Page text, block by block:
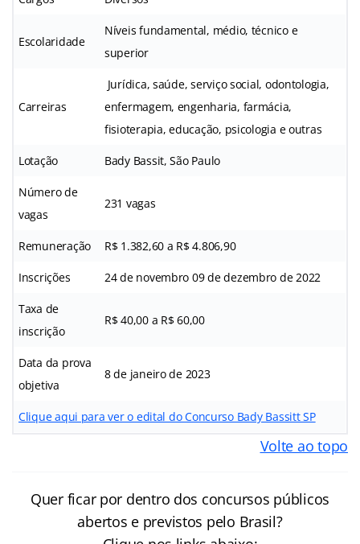
Escolaridade
Níveis fundamental, médio, técnico e
superior
Carreiras
Jurídica, saúde, serviço social, odontologia,
enfermagem, engenharia, farmácia,
fisioterapia, educação, psicologia e outras
Lotação Bady Bassit, São Paulo
Número de
vagas
231 vagas
Remuneração R$ 1.382,60 a R$ 4.806,90
Inscrições 24 de novembro 09 de dezembro de 2022
Taxa de
inscrição
R$ 40,00 a R$ 60,00
Data da prova
objetiva
8 de janeiro de 2023
Clique aqui para ver o edital do Concurso Bady Bassitt SP
Volte ao topo
Quer ficar por dentro dos concursos públicos
abertos e previstos pelo Brasil?